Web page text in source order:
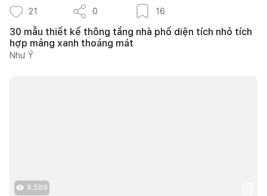
21 0 16
30 mẫu thiết kế thông tầng nhà phố diện tích nhỏ tích
hợp mảng xanh thoáng mát
Như Ý
9.589